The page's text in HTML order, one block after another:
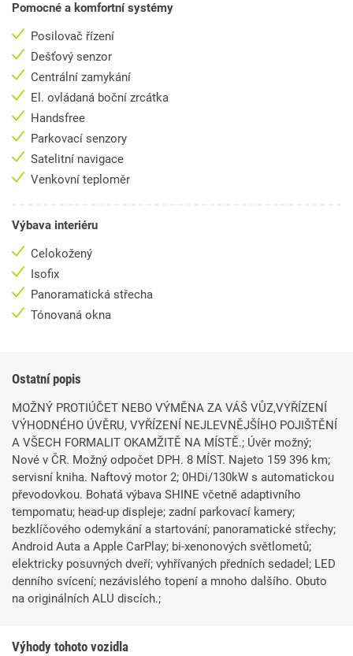
Pomocné a komfortní systémy
Posilovač řízení
Dešťový senzor
Centrální zamykání
El. ovládaná boční zrcátka
Handsfree
Parkovací senzory
Satelitní navigace
Venkovní teploměr
Výbava interiéru
Celokožený
Isofix
Panoramatická střecha
Tónovaná okna
Ostatní popis
MOŽNÝ PROTIÚČET NEBO VÝMĚNA ZA VÁŠ VŮZ,VYŘÍZENÍ
VÝHODNÉHO ÚVĚRU, VYŘÍZENÍ NEJLEVNĚJŠÍHO POJIŠTĚNÍ
A VŠECH FORMALIT OKAMŽITĚ NA MÍSTĚ.; Úvěr možný;
Nové v ČR. Možný odpočet DPH. 8 MÍST. Najeto 159 396 km;
servisní kniha. Naftový motor 2; 0HDi/130kW s automatickou
převodovkou. Bohatá výbava SHINE včetně adaptivního
tempomatu; head-up displeje; zadní parkovací kamery;
bezklíčového odemykání a startování; panoramatické střechy;
Android Auta a Apple CarPlay; bi-xenonových světlometů;
elektricky posuvných dveří; vyhřívaných předních sedadel; LED
denního svícení; nezávislého topení a mnoho dalšího. Obuto
na originálních ALU discích.;
Výhody tohoto vozidla